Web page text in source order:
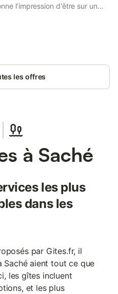
l’impression d'être sur un
et salle de bain. Canoë, spa
et relaxation. Son
des hauts lieux touristiques
les offres
à Saché
les plus
dans les
par Gites.fr, il
Saché aient tout ce que
les gîtes incluent
et les plus